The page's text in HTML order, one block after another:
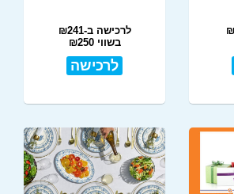
לרכישה ב-₪241
בשווי ₪250
לרכישה